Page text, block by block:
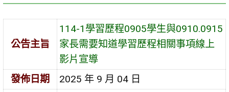
公告主旨
114-1學習歷程0905學生與0910.0915
家長需要知道學習歷程相關事項線上
影片宣導
發佈日期
2025 年 9 月 04 日